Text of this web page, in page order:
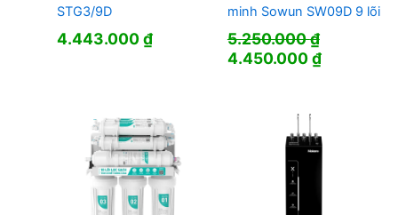
STG3/9D
4.443.000₫
minh Sowun SW09D 9 lõi
5.250.000₫
Giá
5.250.000 ₫.
4.450.000₫Giá